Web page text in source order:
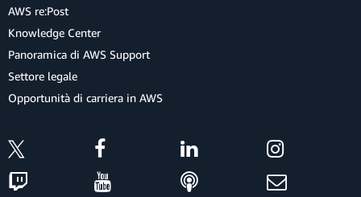
AWS re:Post
Knowledge Center
Panoramica di AWS Support
Settore legale
Opportunità di carriera in AWS